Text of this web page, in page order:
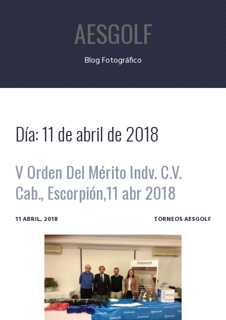
AESGOLF
Blog Fotográfico
Día:11 de abril de 2018
V Orden Del Mérito Indv. C.V.
Cab., Escorpión,11 abr 2018
11 ABRIL, 2018 TORNEOS AESGOLF